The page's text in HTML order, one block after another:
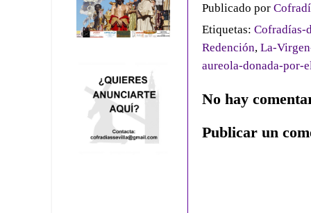
Publicado por
Etiquetas: Cofradías-
Redención, La-
aureola-donada-por-
No hay
Publicar un